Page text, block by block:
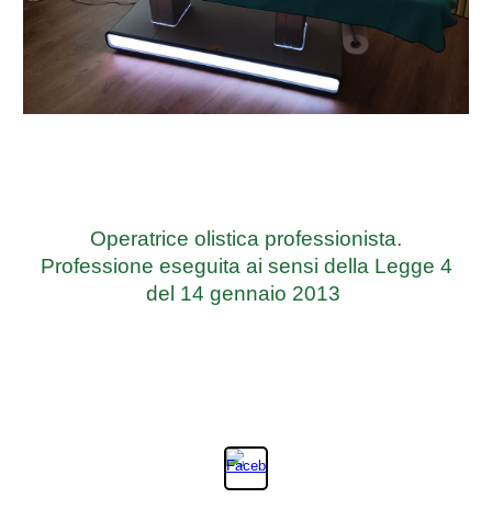
Operatrice olistica professionista.
Professione eseguita ai sensi della Legge 4
del 14 gennaio 2013